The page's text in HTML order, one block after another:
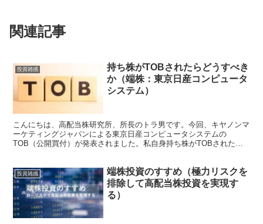
関連記事
投資雑感
持ち株がTOBされたらどうすべき
か（端株：東京日産コンピュータ
システム）
こんにちは、高配当株研究所、所長のトラ男です。今回、キヤノンマ
ーケティングジャパンによる東京日産コンピュータシステムの
TOB（公開買付）が発表されました。私自身持ち株がTOBされたの
投資雑感
端株投資のすすめ（極力リスクを
排除して高配当株投資を実現す
る）